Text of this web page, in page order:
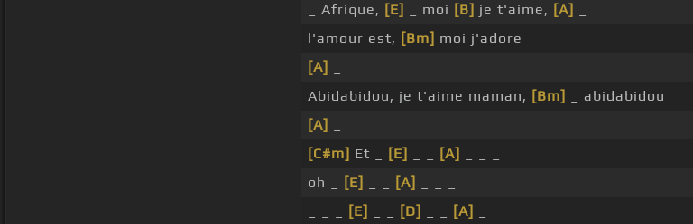
_ Afrique, [E] _ moi [B] je t'aime, [A]
l'amour est, [Bm] moi j'adore
[A]
Abidabidou, je t'aime maman, [Bm]
_ abidabidou
[A]
[C#m] Et _ [E] [A]
oh _
[E] [A]
[E] [D] [A]